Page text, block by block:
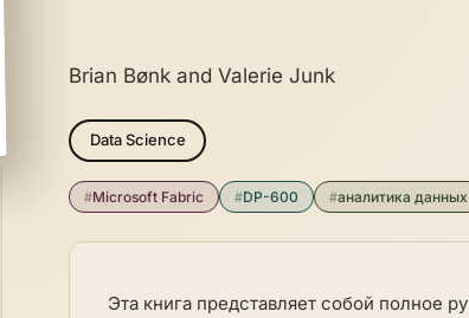
Brian Bønk and Valerie Junk
Data Science
#Microsoft Fabric #DP-600 #аналитика данных
Эта книга представляет собой полное